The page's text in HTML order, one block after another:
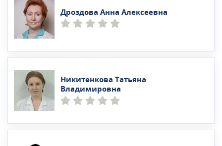
Дроздова Анна Алексеевна
Никитенкова Татьяна
Владимировна